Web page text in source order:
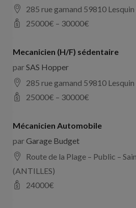
285 rue gamand 59810
25000€ – 30000€
Mecanicien (H/F) sédentaire
parSAS Hopper
285 rue gamand 59810
25000€ – 30000€
Mécanicien Automobile
parGarage Budget
Route de la Plage – Public –
(ANTILLES)
24000€